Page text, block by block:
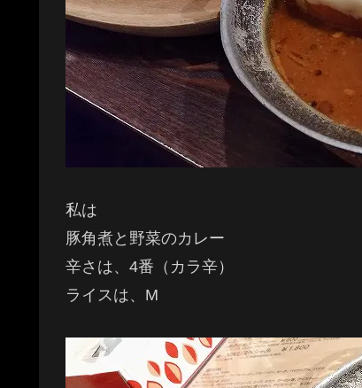
私は
豚角煮と野菜のカレー
辛さは、4番（カラ辛）
ライスは、M